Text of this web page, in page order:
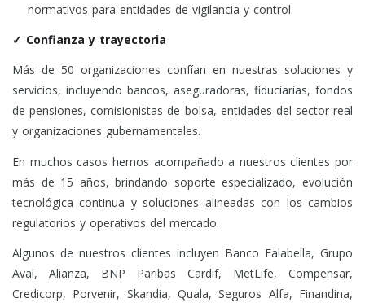
normativos para entidades de vigilancia y control.
✓ Confianza y trayectoria
Más de 50 organizaciones confían en nuestras soluciones y
servicios, incluyendo bancos, aseguradoras, fiduciarias, fondos
de pensiones, comisionistas de bolsa, entidades del sector real
y organizaciones gubernamentales.
En muchos casos hemos acompañado a nuestros clientes por
más de 15 años, brindando soporte especializado, evolución
tecnológica continua y soluciones alineadas con los cambios
regulatorios y operativos del mercado.
Algunos de nuestros clientes incluyen Banco Falabella, Grupo
Aval, Alianza, BNP Paribas Cardif, MetLife, Compensar,
Credicorp, Porvenir, Skandia, Quala, Seguros Alfa, Finandina,